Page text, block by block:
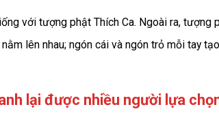
với tượng phật Thích Ca. Ngoài ra, tượng
lên nhau; ngón cái và ngón trỏ mỗi tay
lại được nhiều người lựa